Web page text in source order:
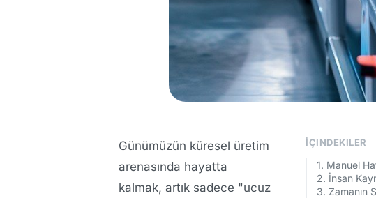
İÇINDEKILER
1. Manuel
2. İnsan
3. Zamanın
Günümüzün küresel üretim
arenasında hayatta
kalmak, artık sadece "ucuz